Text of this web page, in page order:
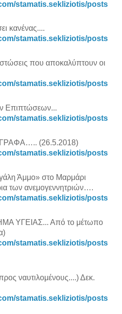
stamatis.sekliziotis/posts
κανένας....
stamatis.sekliziotis/posts
που αποκαλύπτουν οι
stamatis.sekliziotis/posts
Επιπτώσεων...
stamatis.sekliziotis/posts
(26.5.2018)
stamatis.sekliziotis/posts
Άμμο» στο Μαρμάρι
των ανεμογεννητριών….
stamatis.sekliziotis/posts
ΥΓΕΙΑΣ... Από το μέτωπο
stamatis.sekliziotis/posts
ναυτιλομένους....) Δεκ.
stamatis.sekliziotis/posts